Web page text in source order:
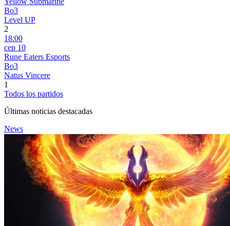
Bo3
Level UP
2
18:00
сер 10
Rune Eaters Esports
Bo3
Natus Vincere
1
Todos los partidos
Últimas noticias destacadas
News